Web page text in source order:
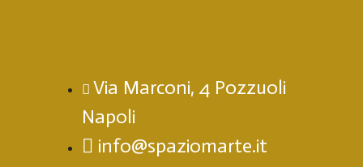
Via Marconi, 4 Pozzuoli
Napoli
info@spaziomarte.it